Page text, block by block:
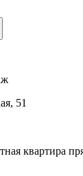
51
квартира